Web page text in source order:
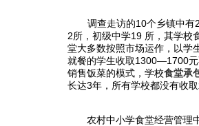
调查走访的10个乡镇中有
2所，初级中学19 所，其学校
堂大多数按照市场运作，以学
就餐的学生收取1300—1700
销售饭菜的模式，学校食堂承
长达3年，所有学校都没有收取
农村中小学食堂经营管理